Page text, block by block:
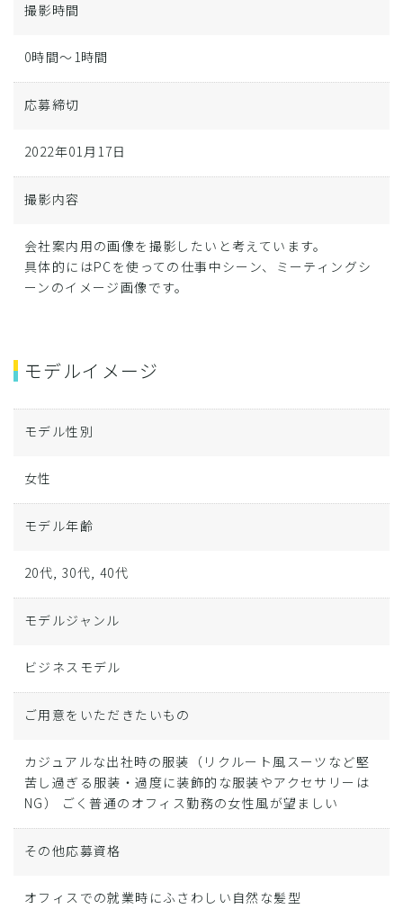
撮影時間
0時間～1時間
応募締切
2022年01月17日
撮影内容
会社案内用の画像を撮影したいと考えています。
具体的にはPCを使っての仕事中シーン、ミーティングシ
ーンのイメージ画像です。
モデルイメージ
モデル性別
女性
モデル年齢
20代, 30代, 40代
モデルジャンル
ビジネスモデル
ご用意をいただきたいもの
カジュアルな出社時の服装（リクルート風スーツなど堅
苦し過ぎる服装・過度に装飾的な服装やアクセサリーは
NG） ごく普通のオフィス勤務の女性風が望ましい
その他応募資格
オフィスでの就業時にふさわしい自然な髪型